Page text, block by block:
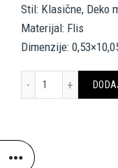
Stil: Klasične, Deko
Materijal: Flis
Dimenzije:
Architects Paper